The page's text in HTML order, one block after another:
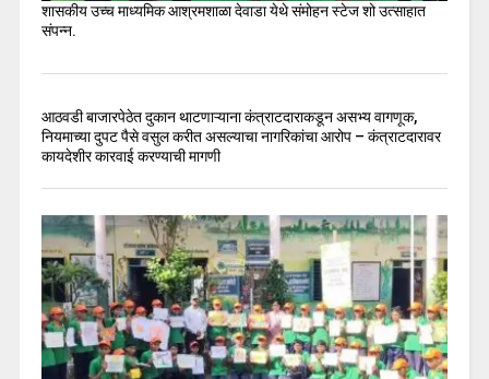
शासकीय उच्च माध्यमिक आश्रमशाळा देवाडा येथे संमोहन स्टेज शो उत्साहात
संपन्न.
आठवडी बाजारपेठेत दुकान थाटणाऱ्याना कंत्राटदाराकडून असभ्य वागणूक,
नियमाच्या दुपट पैसे वसुल करीत असल्याचा नागरिकांचा आरोप – कंत्राटदारावर
कायदेशीर कारवाई करण्याची मागणी